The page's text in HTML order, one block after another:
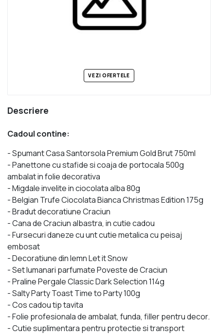
VEZI OFERTELE
Descriere
Cadoul contine:
- Spumant Casa Santorsola Premium Gold Brut 750ml
- Panettone cu stafide si coaja de portocala 500g
ambalat in folie decorativa
- Migdale invelite in ciocolata alba 80g
- Belgian Trufe Ciocolata Bianca Christmas Edition 175g
- Bradut decoratiune Craciun
- Cana de Craciun albastra, in cutie cadou
- Fursecuri daneze cu unt cutie metalica cu peisaj
embosat
- Decoratiune din lemn Let it Snow
- Set lumanari parfumate Poveste de Craciun
- Praline Pergale Classic Dark Selection 114g
- Salty Party Toast Time to Party 100g
- Cos cadou tip tavita
- Folie profesionala de ambalat, funda, filler pentru decor.
- Cutie suplimentara pentru protectie si transport